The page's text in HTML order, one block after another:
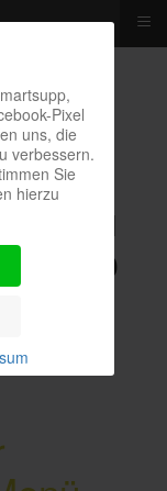
I
900
Pixel
uns, die
verbessern.
Sie
hierzu
≡